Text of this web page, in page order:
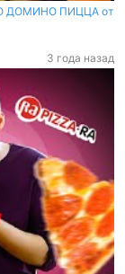
ДОМИНО ПИЦЦА от
3 года назад